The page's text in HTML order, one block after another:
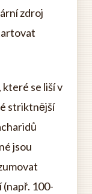
zdroj
se liší v
striktnější
jsou
100-